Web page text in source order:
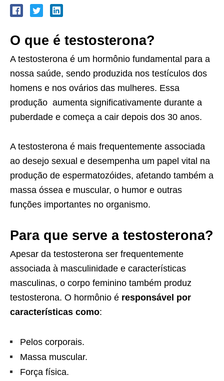
O que é testosterona?
A testosterona é um hormônio fundamental para a
nossa saúde, sendo produzida nos testículos dos
homens e nos ovários das mulheres. Essa
produção aumenta significativamente durante a
puberdade e começa a cair depois dos 30 anos.
A testosterona é mais frequentemente associada
ao desejo sexual e desempenha um papel vital na
produção de espermatozóides, afetando também a
massa óssea e muscular, o humor e outras
funções importantes no organismo.
Para que serve a testosterona?
Apesar da testosterona ser frequentemente
associada à masculinidade e características
masculinas, o corpo feminino também produz
testosterona. O hormônio é responsável por
características como:
Pelos corporais.
Massa muscular.
Força física.